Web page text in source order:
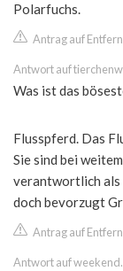
Polarfuchs.
Antrag auf
Antwort auf
Was ist das
Flusspferd. Das
Sie sind bei
verantwortlich als
doch bevorzugt
Antrag auf
Antwort auf